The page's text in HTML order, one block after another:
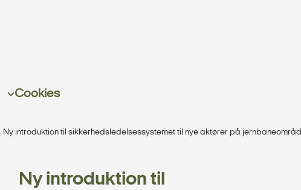
Cookies
Ny introduktion til sikkerhedsledelsessystemet til nye aktører på
Ny introduktion til